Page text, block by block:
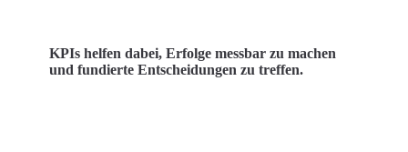
KPIs helfen dabei, Erfolge messbar zu machen
und fundierte Entscheidungen zu treffen.